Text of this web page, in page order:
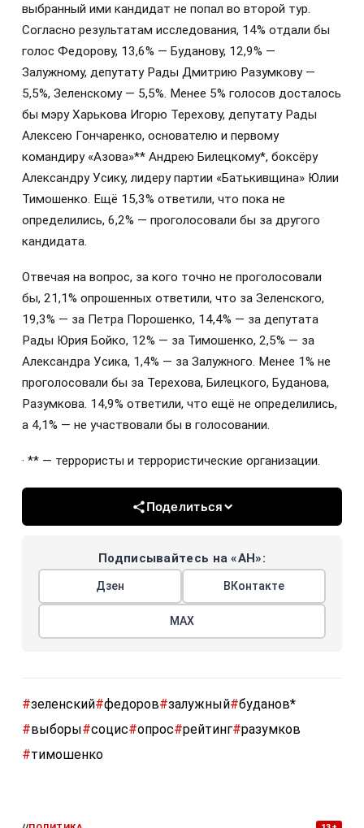
выбранный ими кандидат не попал во второй тур.
Согласно результатам исследования, 14% отдали бы
голос Федорову, 13,6% — Буданову, 12,9% —
Залужному, депутату Рады Дмитрию Разумкову —
5,5%, Зеленскому — 5,5%. Менее 5% голосов досталось
бы мэру Харькова Игорю Терехову, депутату Рады
Алексею Гончаренко, основателю и первому
командиру «Азова»** Андрею Билецкому*, боксёру
Александру Усику, лидеру партии «Батькивщина» Юлии
Тимошенко. Ещё 15,3% ответили, что пока не
определились, 6,2% — проголосовали бы за другого
кандидата.
Отвечая на вопрос, за кого точно не проголосовали
бы, 21,1% опрошенных ответили, что за Зеленского,
19,3% — за Петра Порошенко, 14,4% — за депутата
Рады Юрия Бойко, 12% — за Тимошенко, 2,5% — за
Александра Усика, 1,4% — за Залужного. Менее 1% не
проголосовали бы за Терехова, Билецкого, Буданова,
Разумкова. 14,9% ответили, что ещё не определились,
а 4,1% — не участвовали бы в голосовании.
· ** — террористы и террористические организации.
Поделиться
Подписывайтесь на «АН»:
Дзен ВКонтакте
МАХ
#зеленский#федоров#залужный#буданов*
#выборы#социс#опрос#рейтинг#разумков
#тимошенко